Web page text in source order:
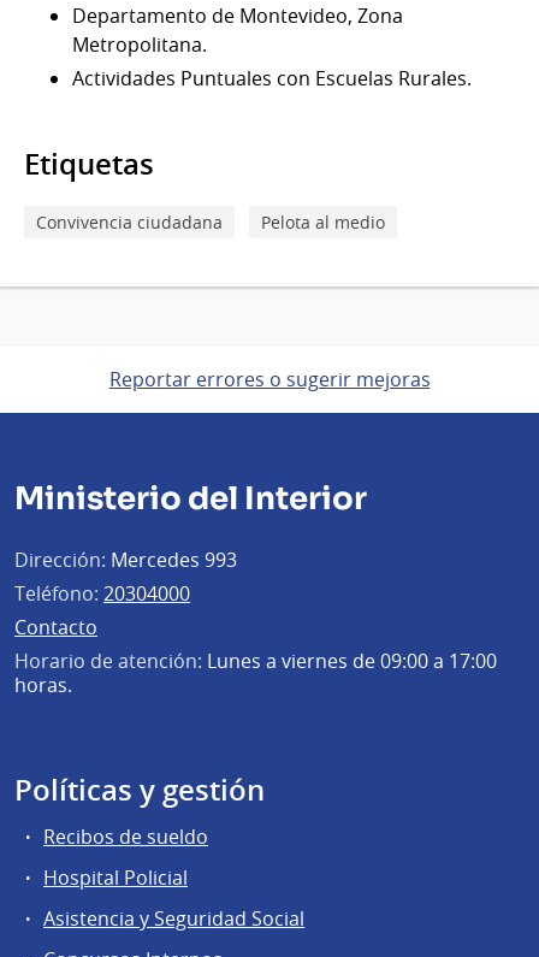
Departamento de Montevideo, Zona
Metropolitana.
Actividades Puntuales con Escuelas Rurales.
Etiquetas
Convivencia ciudadana Pelota al medio
Reportar errores o sugerir mejoras
Ministerio del Interior
Dirección: Mercedes 993
Teléfono: 20304000
Contacto
Horario de atención: Lunes a viernes de 09:00 a 17:00
horas.
Políticas y gestión
Recibos de sueldo
Hospital Policial
Asistencia y Seguridad Social